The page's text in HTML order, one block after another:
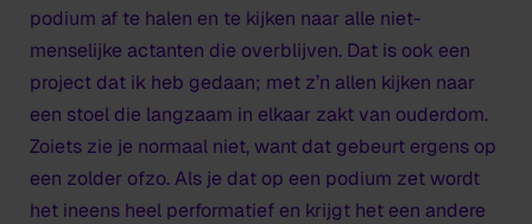
podium af te halen en te kijken naar alle niet-
menselijke actanten die overblijven. Dat is ook een
project dat ik heb gedaan; met z’n allen kijken naar
een stoel die langzaam in elkaar zakt van ouderdom.
Zoiets zie je normaal niet, want dat gebeurt ergens op
een zolder ofzo. Als je dat op een podium zet wordt
het ineens heel performatief en krijgt het een andere